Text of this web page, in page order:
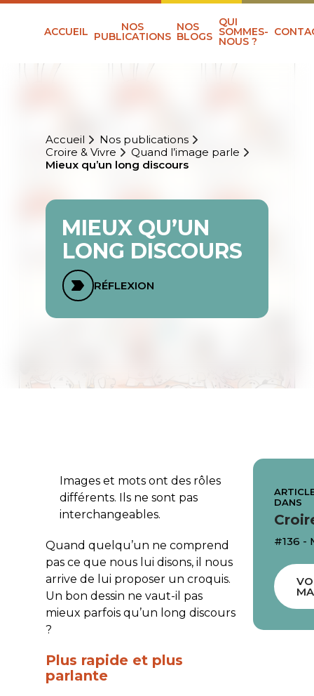
ACCUEIL NOS
PUBLICATIONS
NOS
BLOGS
QUI
SOMMES-
NOUS ?
Accueil
Nos publications
Croire & Vivre
Quand l’image parle
Mieux qu’un long discours
MIEUX QU’UN
LONG DISCOURS
RÉFLEXION
Images et mots ont des rôles
différents. Ils ne sont pas
interchangeables.
Quand quelqu’un ne comprend
pas ce que nous lui disons, il nous
arrive de lui proposer un croquis.
Un bon dessin ne vaut-il pas
mieux parfois qu’un long discours
?
Plus rapide et plus
parlante
DANS
#136 -